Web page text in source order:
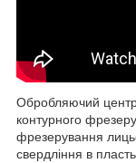
Обробляючий центр
контурного
фрезерування
свердління в